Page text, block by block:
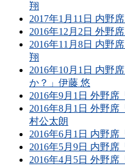
翔
2017年1月11日 内野
2016年12月2日 外野
2016年11月8日 内野
翔
2016年10月1日 内野
か？」伊藤 悠
2016年9月1日 外野
2016年8月1日 外野席
村公太朗
2016年6月1日 内野席
2016年5月9日 内野
2016年4月5日 外野